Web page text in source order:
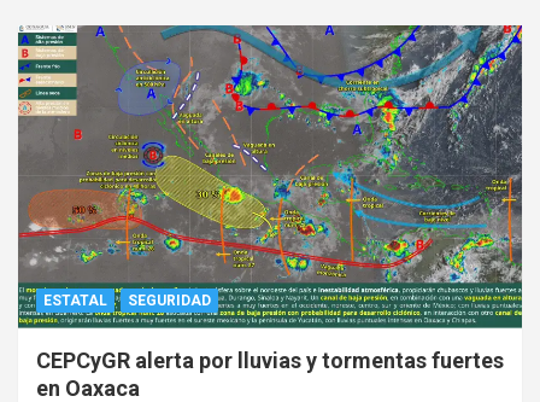
ESTATAL SEGURIDAD
CEPCyGR alerta por lluvias y tormentas fuertes
en Oaxaca